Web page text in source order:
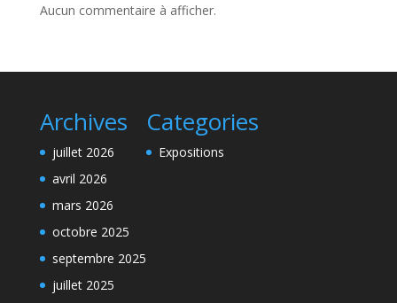
Aucun commentaire à afficher.
Archives
juillet 2026
avril 2026
mars 2026
octobre 2025
septembre 2025
juillet 2025
Categories
Expositions